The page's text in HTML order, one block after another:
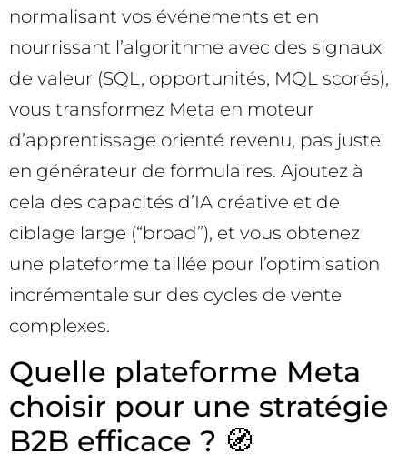
normalisant vos événements et en
nourrissant l’algorithme avec des signaux
de valeur (SQL, opportunités, MQL scorés),
vous transformez Meta en moteur
d’apprentissage orienté revenu, pas juste
en générateur de formulaires. Ajoutez à
cela des capacités d’IA créative et de
ciblage large (“broad”), et vous obtenez
une plateforme taillée pour l’optimisation
incrémentale sur des cycles de vente
complexes.
Quelle plateforme Meta
choisir pour une stratégie
B2B efficace ? 🧭